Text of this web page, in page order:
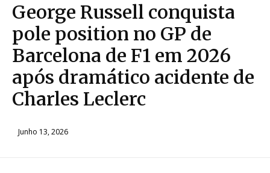
George Russell conquista
pole position no GP de
Barcelona de F1 em 2026
após dramático acidente de
Charles Leclerc
Junho 13, 2026